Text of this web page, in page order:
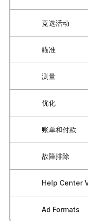
如何访问
广告商快速入
如何创建广告
如何管理多用
账户安全最佳实
如何重新激活
客户账户管理
竞选活动
如何启动新的
如何选择广告
如何设置广告
如何编辑活跃
暂停或归档广
如何对您的广
瞄准
受众精准定向
预建受众群体
重定向策略
地理位置和设
特定行业定位
测量
安装
手动安装像素
服务器到服务
如何连接谷歌分
优化
广告系列优化指
测试多个受众
基于事件的优
账单和付款
预付余额管理
查看付款记录
故障排除
广告不批准与
Help Center
如何创建您的
Ad Formats